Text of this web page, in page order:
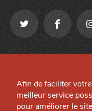
Grande Cause
Nous contacter
Préférences cookies
Site créé par
Afin de faciliter
meilleur service
pour améliorer le